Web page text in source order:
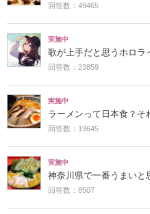
回答数：49465
実施中
歌が上手だと思うホロラ
回答数：23859
実施中
ラーメンって日本食？そ
回答数：19645
実施中
神奈川県で一番うまいと
回答数：8507